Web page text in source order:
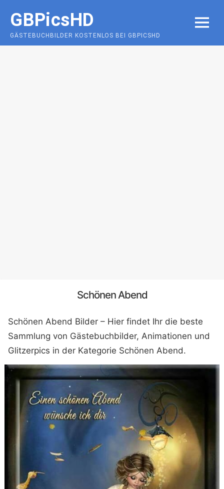
content
GBPicsHD
GÄSTEBUCHBILDER KOSTENLOS BEI GBPICSHD
MENU
Schönen Abend
Schönen Abend Bilder – Hier findet Ihr die beste
Sammlung von Gästebuchbilder, Animationen und
Glitzerpics in der Kategorie Schönen Abend.